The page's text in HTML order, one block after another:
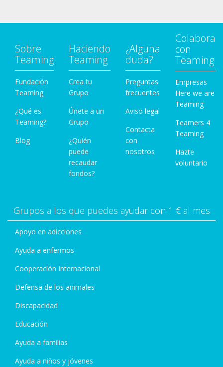
Sobre
Teaming
Fundación
Teaming
¿Qué es
Teaming?
Blog
Haciendo
Teaming
Crea tu
Grupo
Únete a un
Grupo
¿Quién
puede
recaudar
fondos?
¿Alguna
duda?
Preguntas
frecuentes
Aviso legal
Contacta
con
nosotros
Colabora
con
Teaming
Empresas
Here we are
Teaming
Teamers 4
Teaming
Hazte
voluntario
Grupos a los que puedes ayudar con 1 € al mes
Apoyo en adicciones
Ayuda a enfermos
Cooperación Internacional
Defensa de los animales
Discapacidad
Educación
Ayuda a familias
Ayuda a niños y jóvenes